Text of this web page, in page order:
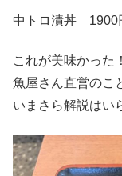
中トロ漬丼 1900
これが美味かった
魚屋さん直営のこ
いまさら解説はい